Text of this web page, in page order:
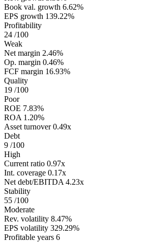
Book val. growth 6.62%
EPS growth 139.22%
Profitability
24 /100
Weak
Net margin 2.46%
Op. margin 0.46%
FCF margin 16.93%
Quality
19 /100
Poor
ROE 7.83%
ROA 1.20%
Asset turnover 0.49x
Debt
9 /100
High
Current ratio 0.97x
Int. coverage 0.17x
Net debt/EBITDA 4.23x
Stability
55 /100
Moderate
Rev. volatility 8.47%
EPS volatility 329.29%
Profitable years 6